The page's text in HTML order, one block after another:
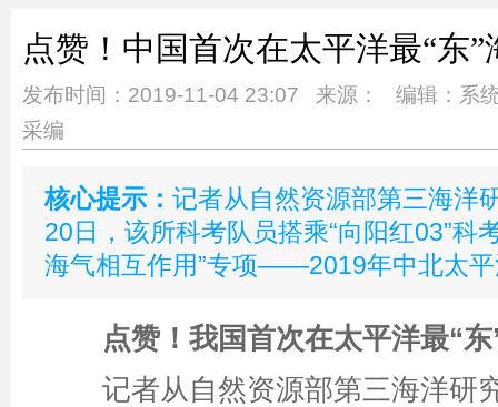
点赞！中国首次在太平洋最“东
发布时间：2019-11-04 23:07 来源： 编辑：系
采编
核心提示： 记者从自然资源部第三海洋
20日，该所科考队员搭乘“向阳红03”科
海气相互作用”专项——2019年中北太
点赞！我国首次在太平洋最“
记者从自然资源部第三海洋研